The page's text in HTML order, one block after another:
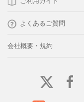
よくあるご質問
会社概要・規約